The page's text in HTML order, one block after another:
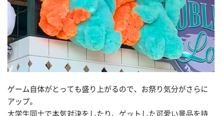
ゲーム自体がとっても盛り上がるので、お祭り気分がさらに
アップ。
大学生同士で本気対決をしたり、ゲットした可愛い景品を持